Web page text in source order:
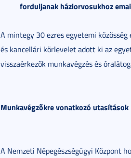
forduljanak háziorvosukhoz
A mintegy 30 ezres egyetemi
és kancellári körlevelet adott ki az
visszaérkezők munkavégzés és
Munkavégzőkre vonatkozó utasítások
A Nemzeti Népegészségügyi Központ